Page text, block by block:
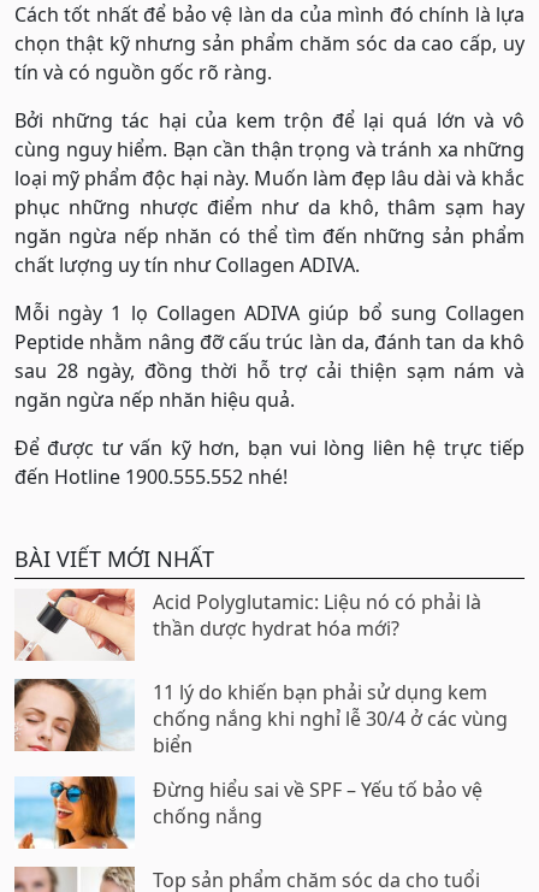
Cách tốt nhất để bảo vệ làn da của mình đó chính là lựa
chọn thật kỹ nhưng sản phẩm chăm sóc da cao cấp, uy
tín và có nguồn gốc rõ ràng.
Bởi những tác hại của kem trộn để lại quá lớn và vô
cùng nguy hiểm. Bạn cần thận trọng và tránh xa những
loại mỹ phẩm độc hại này. Muốn làm đẹp lâu dài và khắc
phục những nhược điểm như da khô, thâm sạm hay
ngăn ngừa nếp nhăn có thể tìm đến những sản phẩm
chất lượng uy tín như Collagen ADIVA.
Mỗi ngày 1 lọ Collagen ADIVA giúp bổ sung Collagen
Peptide nhằm nâng đỡ cấu trúc làn da, đánh tan da khô
sau 28 ngày, đồng thời hỗ trợ cải thiện sạm nám và
ngăn ngừa nếp nhăn hiệu quả.
Để được tư vấn kỹ hơn, bạn vui lòng liên hệ trực tiếp
đến Hotline 1900.555.552 nhé!
BÀI VIẾT MỚI NHẤT
Acid Polyglutamic: Liệu nó có phải là
thần dược hydrat hóa mới?
11 lý do khiến bạn phải sử dụng kem
chống nắng khi nghỉ lễ 30/4 ở các vùng
biển
Đừng hiểu sai về SPF – Yếu tố bảo vệ
chống nắng
Top sản phẩm chăm sóc da cho tuổi